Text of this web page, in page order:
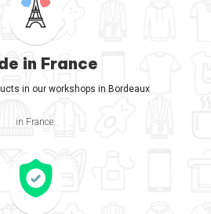
in France
in our workshops in Bordeaux
in France.